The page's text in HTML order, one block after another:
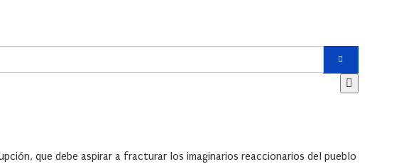
que debe aspirar a fracturar los imaginarios reaccionarios del pueblo